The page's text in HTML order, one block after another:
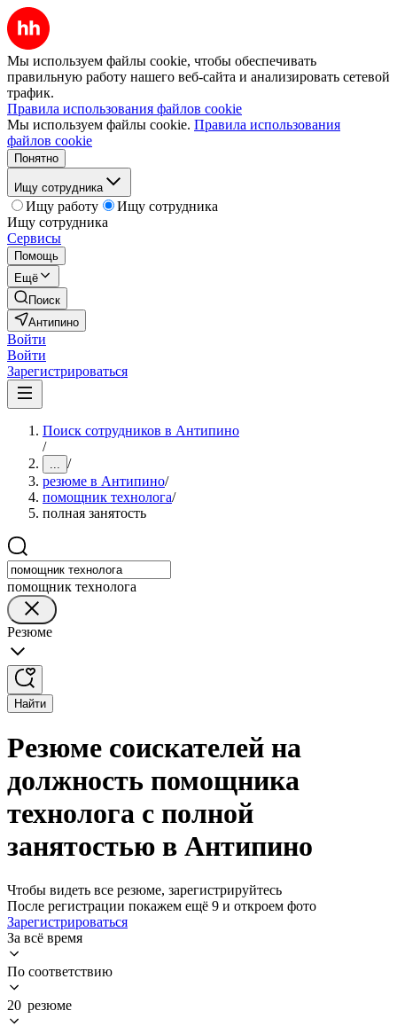
Мы используем файлы cookie, чтобы обеспечивать
правильную работу нашего веб-сайта и анализировать сетевой
трафик.
Правила использования файлов cookie
Мы используем файлы cookie. Правила использования
файлов cookie
Понятно
Ищу сотрудника
Ищу работу
Ищу сотрудника
Ищу сотрудника
Сервисы
Помощь
Ещё
Поиск
Антипино
Войти
Войти
Зарегистрироваться
Поиск сотрудников в Антипино
/
... /
резюме в Антипино/
помощник технолога/
полная занятость
помощник технолога
Резюме
Найти
Резюме соискателей на
должность помощника
технолога с полной
занятостью в Антипино
Чтобы видеть все резюме, зарегистрируйтесь
После регистрации покажем ещё 9 и откроем фото
Зарегистрироваться
За всё время
По соответствию
20 резюме